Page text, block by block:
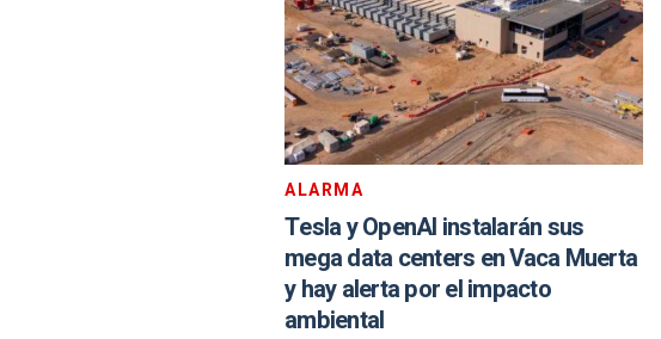
ALARMA
Tesla y OpenAI instalarán sus
mega data centers en Vaca Muerta
y hay alerta por el impacto
ambiental